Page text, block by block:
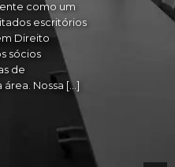
como um
escritórios
Direito
sócios
de
área. Nossa […]